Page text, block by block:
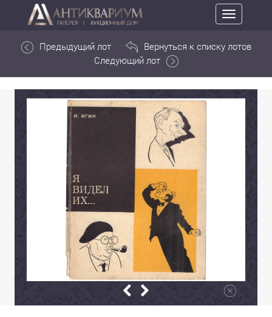
Toggle
navigation
Предыдущий лот
Вернуться к списку лотов
Следующий лот